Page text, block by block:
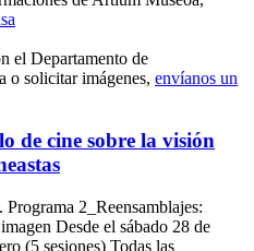
el Departamento de
o solicitar imágenes, envíanos un
de cine sobre la visión
2_Reensamblajes:
Desde el sábado 28 de
(5 sesiones) Todas las